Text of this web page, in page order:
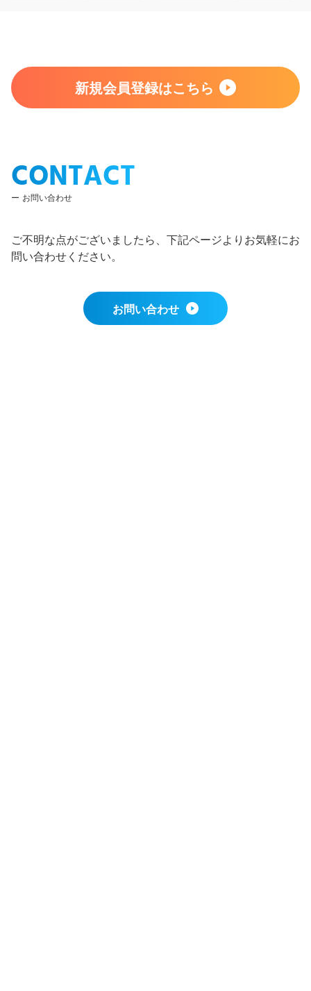
新規会員登録はこちら
CONTACT
お問い合わせ
ご不明な点がございましたら、下記ページよりお気軽にお
問い合わせください。
お問い合わせ